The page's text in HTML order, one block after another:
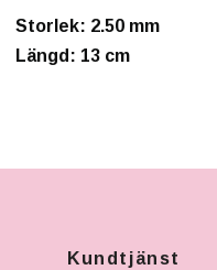
Storlek: 2.50 mm
Längd: 13 cm
Kundtjänst